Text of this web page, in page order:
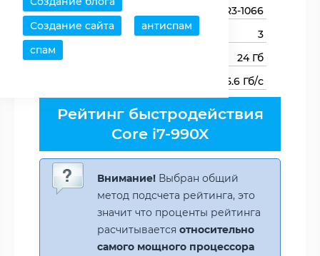
Создание сайта
антиспам
спам
Типы оперативной памяти
DDR3-1066
Каналов памяти
3
Максимальный объем памяти
24 Гб
25.6 Гб/с
Рейтинг быстродействия
Core i7-990X
Внимание! Выбран общий
метод подсчета рейтинга, это
значит что проценты рейтинга
расчитывается относительно
самого мощного процессора